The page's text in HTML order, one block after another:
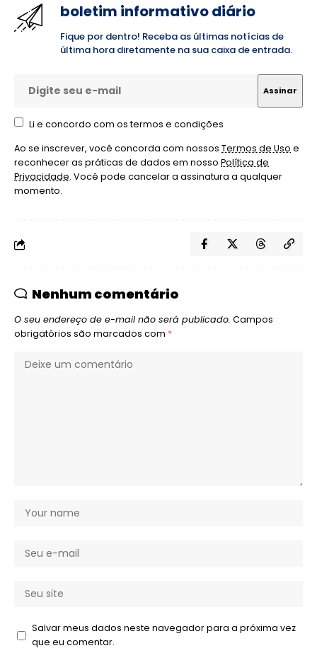
boletim informativo diário
Fique por dentro! Receba as últimas notícias de
última hora diretamente na sua caixa de entrada.
Li e concordo com os termos e condições
Ao se inscrever, você concorda com nossos Termos de Uso e
reconhecer as práticas de dados em nosso Política de
Privacidade. Você pode cancelar a assinatura a qualquer
momento.
Nenhum comentário
O seu endereço de e-mail não será publicado. Campos
obrigatórios são marcados com *
Salvar meus dados neste navegador para a próxima vez
que eu comentar.